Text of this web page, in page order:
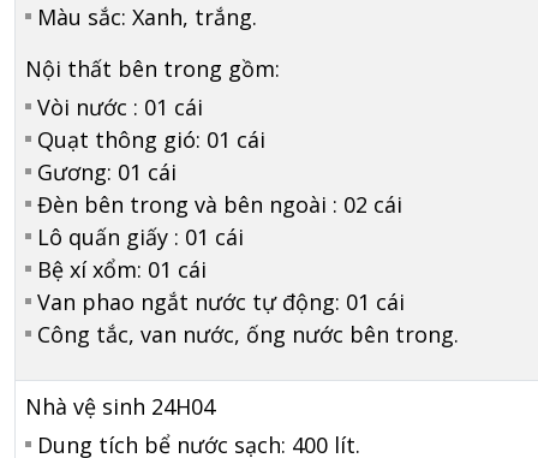
Màu sắc: Xanh, trắng.
Nội thất bên trong gồm:
Vòi nước : 01 cái
Quạt thông gió: 01 cái
Gương: 01 cái
Đèn bên trong và bên ngoài : 02 cái
Lô quấn giấy : 01 cái
Bệ xí xổm: 01 cái
Van phao ngắt nước tự động: 01 cái
Công tắc, van nước, ống nước bên trong.
Nhà vệ sinh 24H04
Dung tích bể nước sạch: 400 lít.